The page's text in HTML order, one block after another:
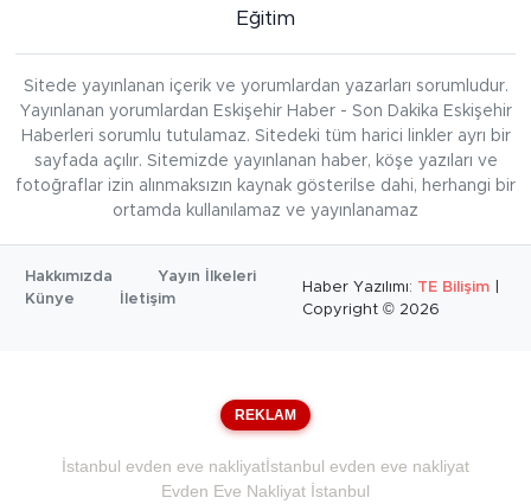
Eğitim
Sitede yayınlanan içerik ve yorumlardan yazarları sorumludur.
Yayınlanan yorumlardan Eskişehir Haber - Son Dakika Eskişehir
Haberleri sorumlu tutulamaz. Sitedeki tüm harici linkler ayrı bir
sayfada açılır. Sitemizde yayınlanan haber, köşe yazıları ve
fotoğraflar izin alınmaksızın kaynak gösterilse dahi, herhangi bir
ortamda kullanılamaz ve yayınlanamaz
Hakkımızda
Yayın İlkeleri
Künye
İletişim
Haber Yazılımı: TE Bilişim
Copyright © 2026
REKLAM
İstanbul evden eve nakliyatİstanbul evden eve nakliyat
Evden Eve Nakliyat İstanbul